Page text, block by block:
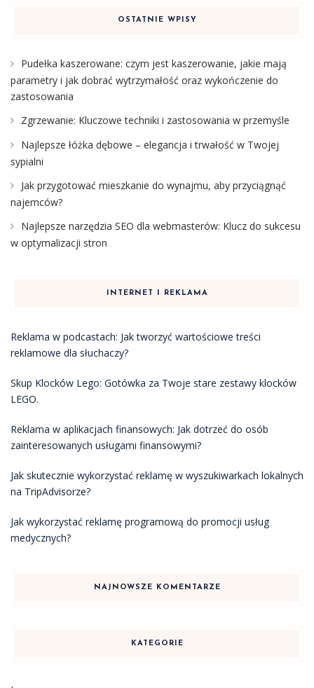
OSTATNIE WPISY
Pudełka kaszerowane: czym jest kaszerowanie, jakie mają
parametry i jak dobrać wytrzymałość oraz wykończenie do
zastosowania
Zgrzewanie: Kluczowe techniki i zastosowania w przemyśle
Najlepsze łóżka dębowe – elegancja i trwałość w Twojej
sypialni
Jak przygotować mieszkanie do wynajmu, aby przyciągnąć
najemców?
Najlepsze narzędzia SEO dla webmasterów: Klucz do sukcesu
w optymalizacji stron
INTERNET I REKLAMA
Reklama w podcastach: Jak tworzyć wartościowe treści
reklamowe dla słuchaczy?
Skup Klocków Lego: Gotówka za Twoje stare zestawy klocków
LEGO.
Reklama w aplikacjach finansowych: Jak dotrzeć do osób
zainteresowanych usługami finansowymi?
Jak skutecznie wykorzystać reklamę w wyszukiwarkach lokalnych
na TripAdvisorze?
Jak wykorzystać reklamę programową do promocji usług
medycznych?
NAJNOWSZE KOMENTARZE
KATEGORIE